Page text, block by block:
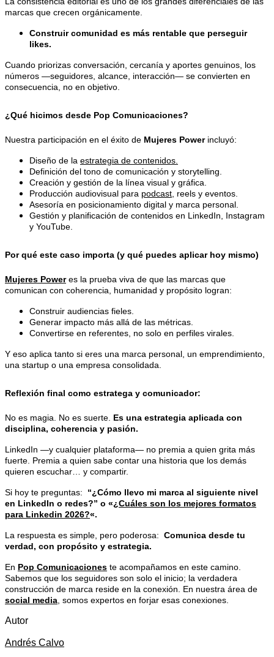
marcas que crecen orgánicamente.
Construir comunidad es más rentable que perseguir
likes.
Cuando priorizas conversación, cercanía y aportes genuinos, los
números —seguidores, alcance, interacción— se convierten en
consecuencia, no en objetivo.
¿Qué hicimos desde Pop Comunicaciones?
Nuestra participación en el éxito de Mujeres Powerincluyó:
Diseño de la estrategia de contenidos.
Definición del tono de comunicación y storytelling.
Creación y gestión de la línea visual y gráfica.
Producción audiovisual para podcast , reels y eventos.
Asesoría en posicionamiento digital y marca personal.
Gestión y planificación de contenidos en LinkedIn, Instagram
y YouTube.
Por qué este caso importa (y qué puedes aplicar hoy mismo)
Mujeres Poweres la prueba viva de que las marcas que
comunican con coherencia, humanidad y propósito logran:
Construir audiencias fieles.
Generar impacto más allá de las métricas.
Convertirse en referentes, no solo en perfiles virales.
Y eso aplica tanto si eres una marca personal, un emprendimiento,
una startup o una empresa consolidada.
Reflexión final como estratega y comunicador:
No es magia. No es suerte. Es una estrategia aplicada con
disciplina, coherencia y pasión.
LinkedIn —y cualquier plataforma— no premia a quien grita más
fuerte. Premia a quien sabe contar una historia que los demás
quieren escuchar… y compartir.
Si hoy te preguntas: “¿Cómo llevo mi marca al siguiente nivel
en LinkedIn o redes?” o «¿Cuáles son los mejores formatos
para Linkedin 2026?«.
La respuesta es simple, pero poderosa: Comunica desde tu
verdad, con propósito y estrategia.
En Pop Comunicaciones te acompañamos en este camino.
Sabemos que los seguidores son solo el inicio; la verdadera
construcción de marca reside en la conexión. En nuestra área de
social media , somos expertos en forjar esas conexiones.
Autor
Andrés Calvo